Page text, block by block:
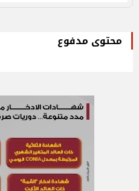
محتوى مدفوع